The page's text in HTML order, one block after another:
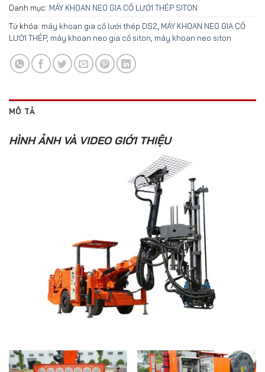
Danh mục: MÁY KHOAN NEO GIA CỐ LƯỚI THÉP SITON
Từ khóa: máy khoan gia cố lưới thép DS2 MÁY KHOAN NEO GIA CỐ
LƯỚI THÉP, máy khoan neo gia cố siton máy khoan neo siton
MÔ TẢ
HÌNH ẢNH VÀ VIDEO GIỚI THIỆU